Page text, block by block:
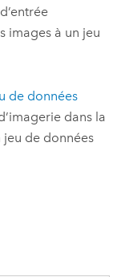
images à un jeu
de données
dans la
de données